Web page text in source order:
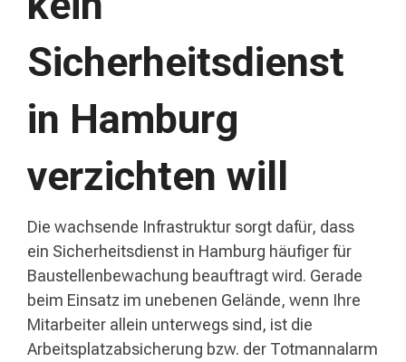
Sicherheitsdienst
in Hamburg
verzichten will
Die wachsende Infrastruktur sorgt dafür, dass
ein Sicherheitsdienst in Hamburg häufiger für
Baustellenbewachung beauftragt wird. Gerade
beim Einsatz im unebenen Gelände, wenn Ihre
Mitarbeiter allein unterwegs sind, ist die
Arbeitsplatzabsicherung bzw. der Totmannalarm